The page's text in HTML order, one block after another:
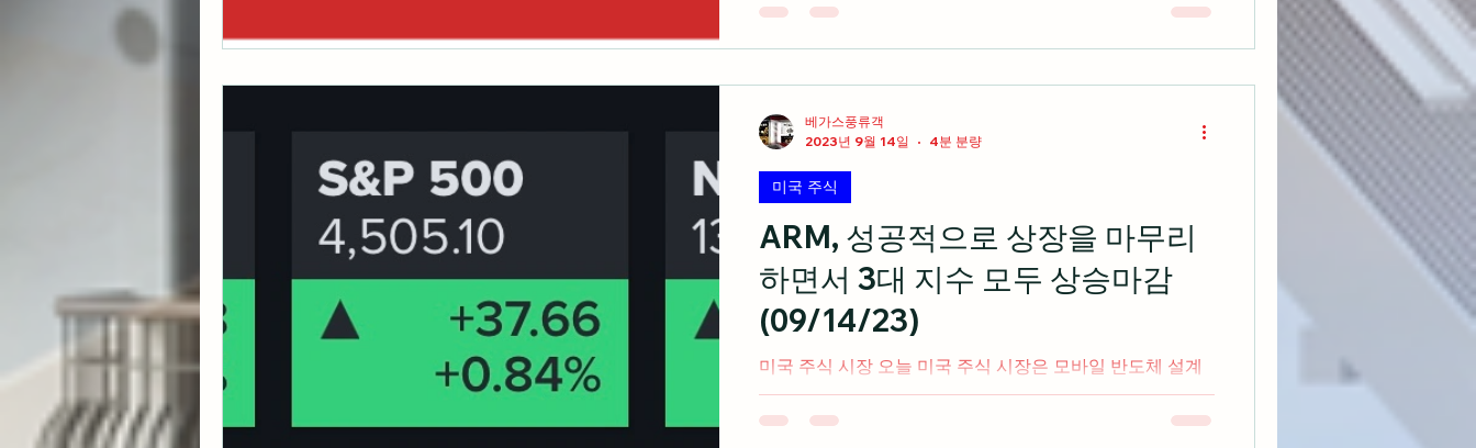
협상의 불확실성으로 인해 3대 지수 혼조마감 출처:
ARM, 성공적으로 상장을 마무리
하면서 3대 지수 모두 상승마감
(09/14/23)
미국 주식 시장 오늘 미국 주식 시장은 모바일 반도체 설계
업체인 ARM홀딩스가 25%이상 상승하며 성공적으로 상장
을 마치면서 3대 지수 모두 상승 마감 출처: cnbc.com 모바
미국 주식
베가스풍류객
2023년 9월 14일
4분 분량